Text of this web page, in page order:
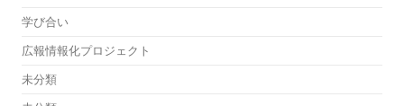
学び合い
広報情報化プロジェクト
未分類